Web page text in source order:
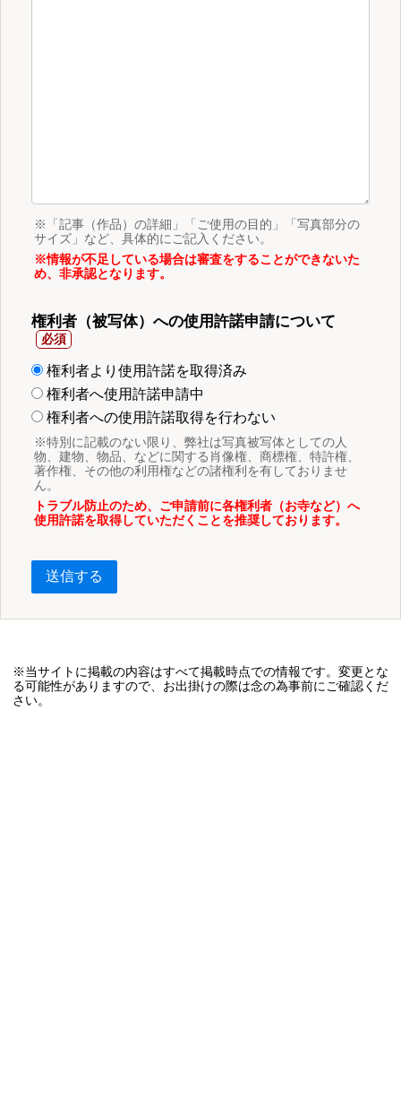
※「記事（作品）の詳細」「ご使用の目的」「写真部分の
サイズ」など、具体的にご記入ください。
※情報が不足している場合は審査をすることができないた
め、非承認となります。
権利者（被写体）への使用許諾申請について
権利者より使用許諾を取得済み
権利者へ使用許諾申請中
権利者への使用許諾取得を行わない
※特別に記載のない限り、弊社は写真被写体としての人
物、建物、物品、などに関する肖像権、商標権、特許権、
著作権、その他の利用権などの諸権利を有しておりませ
ん。
トラブル防止のため、ご申請前に各権利者（お寺など）へ
使用許諾を取得していただくことを推奨しております。
送信する
※当サイトに掲載の内容はすべて掲載時点での情報です。変更とな
る可能性がありますので、お出掛けの際は念の為事前にご確認くだ
さい。